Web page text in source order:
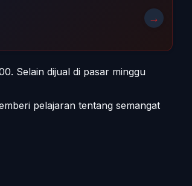
→
Selain dijual di pasar minggu
pelajaran tentang semangat